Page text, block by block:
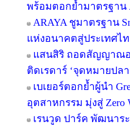
พร้อมตอกย้ำมาตรฐาน
ARAYA ชูมาตรฐาน
แห่งอนาคตสู่ประเทศไ
แสนสิริ ถอดสัญญาณอ
ติดเรดาร์ ‘จุดหมายป
เบเยอร์ตอกย้ำผู้นำ
อุตสาหกรรม มุ่งสู่ Zero
เรนวูด ปาร์ค พัฒนาร